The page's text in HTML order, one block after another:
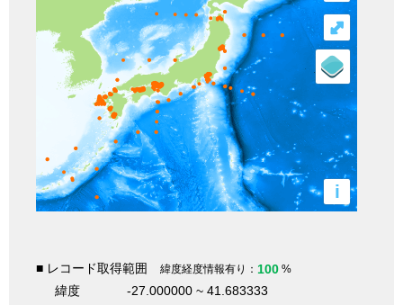
i
⤢
■ レコード取得範囲 緯度経度情報有り： 100 %
緯度
-27.000000 ~ 41.683333